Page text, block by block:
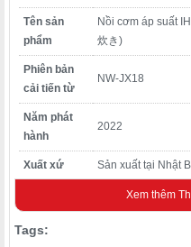
ZOJIRUSHI –
Bản Với Hơn 100 Năm
ZOJIRUSHI (象印マホービ
1918 tại Osaka, Nhật Bản –
nhiệt. Trải qua hơn một thế
một trong những thương
nhất tại Nhật Bản và châu
điện.
Logo hình con voi (象) và
tiêu dùng Nhật Bản nhận
kết:chất lượng bền lâu
Tên sản
phẩm
Nồi cơm áp suất
炊き)
Phiên bản
cải tiến từ
NW-JX18
Năm phát
hành
2022
Xuất xứ Sản xuất tại Nhật
Áp suất IH (電磁
Xem thêm
Tags: